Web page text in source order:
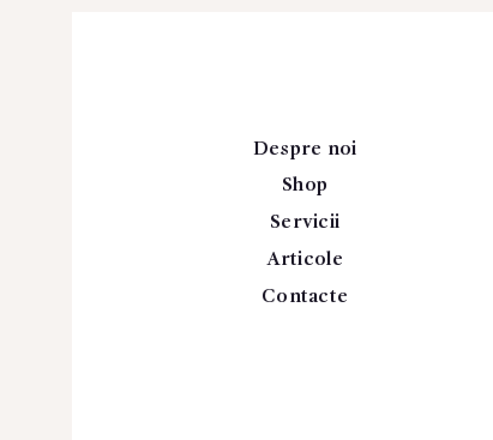
Despre noi
Shop
Servicii
Articole
Contacte